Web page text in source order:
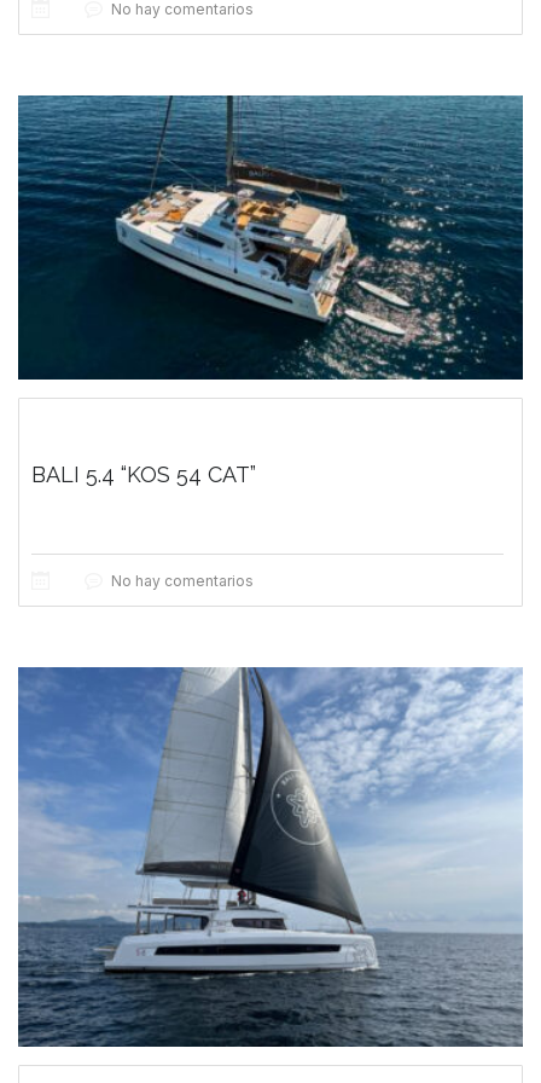
No hay comentarios
BALI 5.4 “KOS 54 CAT”
No hay comentarios